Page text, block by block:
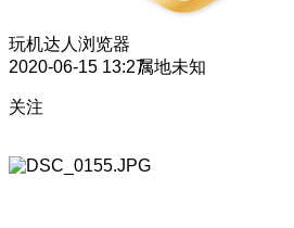
玩机达人 浏览器
2020-06-15 13:27属地未知
关注